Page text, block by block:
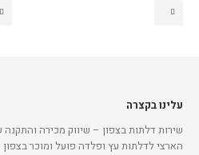
עלינו בקצרה
שירות דלתות בצפון – שיווק מכירה
הארצי לדלתות עץ ופלדה פועל ומוכר